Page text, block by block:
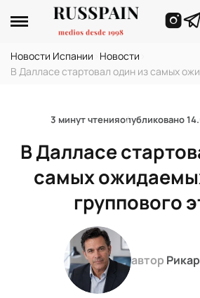
Новости Испании Новости
В Далласе стартовал один из самых
3 минут чтенияопубликовано
В Далласе
самых
группового
автор